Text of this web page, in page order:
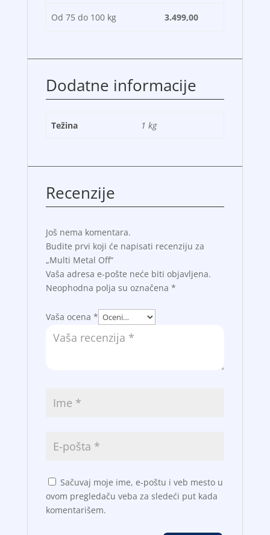
Od 75 do 100 kg 3.499,00
Dodatne informacije
Težina 1 kg
Recenzije
Još nema komentara.
Budite prvi koji će napisati recenziju za
„Multi Metal Off“
Vaša adresa e-pošte neće biti objavljena.
Neophodna polja su označena *
Vaša ocena *
Sačuvaj moje ime, e-poštu i veb mesto u
ovom pregledaču veba za sledeći put kada
komentarišem.